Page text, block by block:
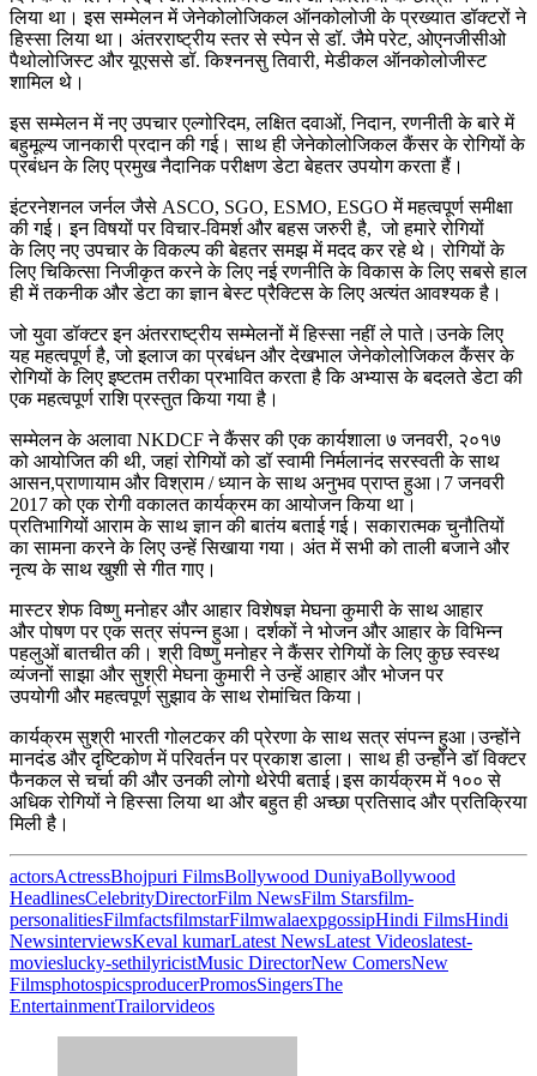
लिया था। इस सम्मेलन में जेनेकोलोजिकल ऑनकोलोजी के प्रख्यात डॉक्टरों ने
हिस्सा लिया था। अंतरराष्ट्रीय स्तर से स्पेन से डॉ. जैमे परेट, ओएनजीसीओ
पैथोलोजिस्ट और यूएससे डॉ. किश्ननसु तिवारी, मेडीकल ऑनकोलोजीस्ट
शामिल थे।
इस सम्मेलन में नए उपचार एल्गोरिदम, लक्षित दवाओं, निदान, रणनीती के बारे में
बहुमूल्य जानकारी प्रदान की गई। साथ ही जेनेकोलोजिकल कैंसर के रोगियों के
प्रबंधन के लिए प्रमुख नैदानिक परीक्षण डेटा बेहतर उपयोग करता हैं।
इंटरनेशनल जर्नल जैसे ASCO, SGO, ESMO, ESGO में महत्वपूर्ण समीक्षा
की गई। इन विषयों पर विचार-विमर्श और बहस जरुरी है, जो हमारे रोगियों
के लिए नए उपचार के विकल्प की बेहतर समझ में मदद कर रहे थे। रोगियों के
लिए चिकित्सा निजीकृत करने के लिए नई रणनीति के विकास के लिए सबसे हाल
ही में तकनीक और डेटा का ज्ञान बेस्ट प्रैक्टिस के लिए अत्यंत आवश्यक है।
जो युवा डॉक्टर इन अंतरराष्ट्रीय सम्मेलनों में हिस्सा नहीं ले पाते।उनके लिए
यह महत्वपूर्ण है, जो इलाज का प्रबंधन और देखभाल जेनेकोलोजिकल कैंसर के
रोगियों के लिए इष्टतम तरीका प्रभावित करता है कि अभ्यास के बदलते डेटा की
एक महत्वपूर्ण राशि प्रस्तुत किया गया है।
सम्मेलन के अलावा NKDCF ने कैंसर की एक कार्यशाला ७ जनवरी, २०१७
को आयोजित की थी, जहां रोगियों को डॉ स्वामी निर्मलानंद सरस्वती के साथ
आसन,प्राणायाम और विश्राम / ध्यान के साथ अनुभव प्राप्त हुआ।7 जनवरी
2017 को एक रोगी वकालत कार्यक्रम का आयोजन किया था।
प्रतिभागियों आराम के साथ ज्ञान की बातंय बताई गई। सकारात्मक चुनौतियों
का सामना करने के लिए उन्हें सिखाया गया। अंत में सभी को ताली बजाने और
नृत्य के साथ खुशी से गीत गाए।
मास्टर शेफ विष्णु मनोहर और आहार विशेषज्ञ मेघना कुमारी के साथ आहार
और पोषण पर एक सत्र संपन्न हुआ। दर्शकों ने भोजन और आहार के विभिन्न
पहलुओं बातचीत की। श्री विष्णु मनोहर ने कैंसर रोगियों के लिए कुछ स्वस्थ
व्यंजनों साझा और सुश्री मेघना कुमारी ने उन्हें आहार और भोजन पर
उपयोगी और महत्वपूर्ण सुझाव के साथ रोमांचित किया।
कार्यक्रम सुश्री भारती गोलटकर की प्रेरणा के साथ सत्र संपन्न हुआ।उन्होंने
मानदंड और दृष्टिकोण में परिवर्तन पर प्रकाश डाला। साथ ही उन्होंने डॉ विक्टर
फैनकल से चर्चा की और उनकी लोगो थेरेपी बताई।इस कार्यक्रम में १०० से
अधिक रोगियों ने हिस्सा लिया था और बहुत ही अच्छा प्रतिसाद और प्रतिक्रिया
मिली है।
actorsActressBhojpuri FilmsBollywood DuniyaBollywood
HeadlinesCelebrityDirectorFilm NewsFilm Starsfilm-
personalitiesFilmfactsfilmstarFilmwalaexpgossipHindi FilmsHindi
NewsinterviewsKeval kumarLatest NewsLatest Videoslatest-
movieslucky-sethilyricistMusic DirectorNew ComersNew
FilmsphotospicsproducerPromosSingersThe
EntertainmentTrailorvideos